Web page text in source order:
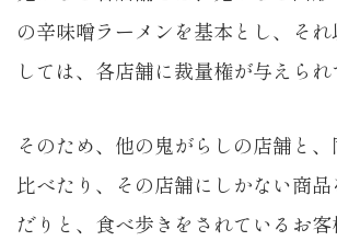
の辛味噌ラーメンを基本とし、そ
しては、各店舗に裁量権が与えられ
そのため、他の鬼がらしの店舗と
比べたり、その店舗にしかない商
だりと、食べ歩きをされているお